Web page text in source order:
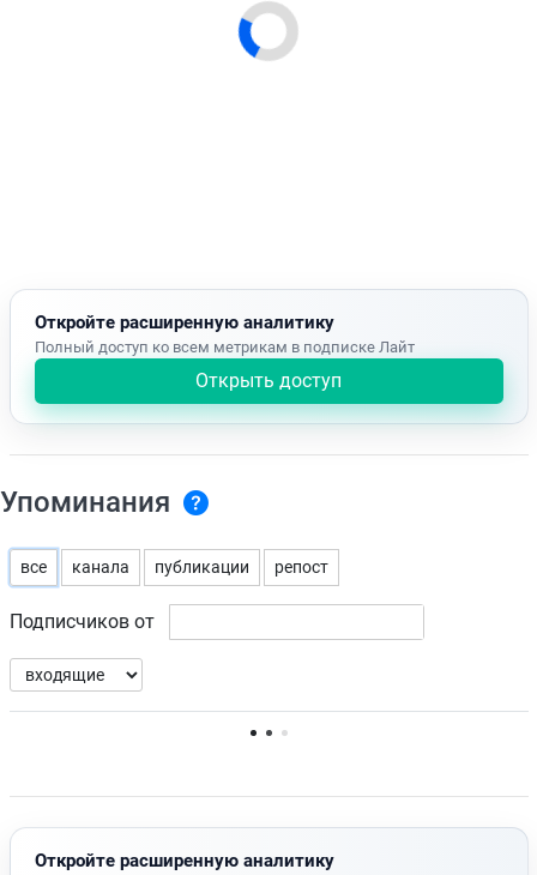
Откройте расширенную аналитику
Полный доступ ко всем метрикам в подписке Лайт
Открыть доступ
Упоминания
все канала публикации репост
Подписчиков от
Нет доступных упоминаний.
Откройте расширенную аналитику